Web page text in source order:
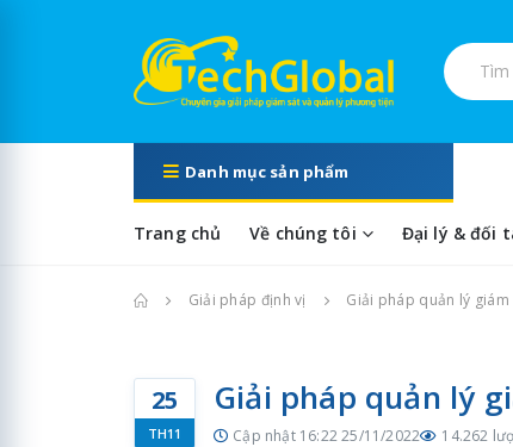
Tìm
Danh mục sản phẩm
Trang chủ Về chúng tôi Đại lý & đối
Trang chủGiải pháp định vị Giải pháp quản lý
25
TH11
Giải pháp quản lý
Cập nhật 16:22 25/11/2022 14.262